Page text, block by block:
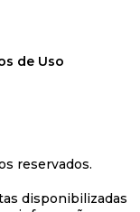
de Uso
reservados.
disponibilizadas